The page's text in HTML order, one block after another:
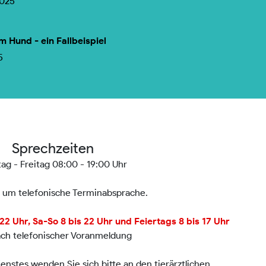
Hund - ein Fallbeispiel
Sprechzeiten
- Freitag 08:00 - 19:00 Uhr
telefonische Terminabsprache.
Uhr, Sa-So 8 bis 22 Uhr und Feiertags 8 bis 17 Uhr
telefonischer Voranmeldung